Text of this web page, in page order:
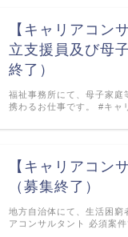
【キャリアコン
立支援員及び母
終了）
福祉事務所にて、母子家庭
携わるお仕事です。 #キャ
【キャリアコン
（募集終了）
地方自治体にて、生活困窮
アコンサルタント 必須案